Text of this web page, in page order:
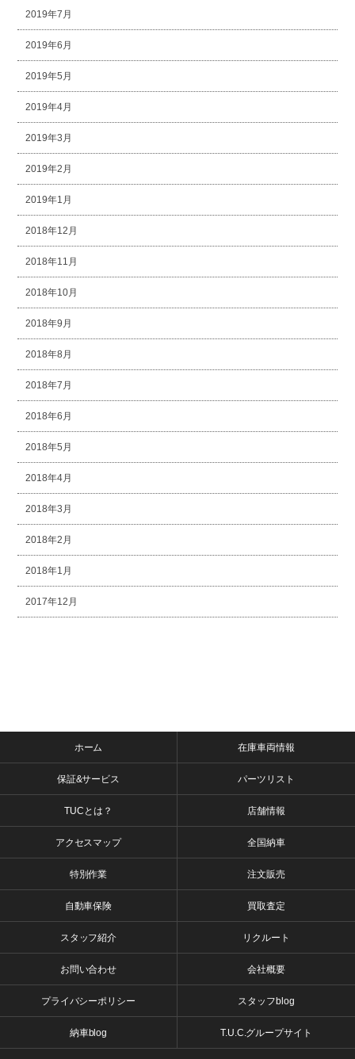
2019年7月
2019年6月
2019年5月
2019年4月
2019年3月
2019年2月
2019年1月
2018年12月
2018年11月
2018年10月
2018年9月
2018年8月
2018年7月
2018年6月
2018年5月
2018年4月
2018年3月
2018年2月
2018年1月
2017年12月
ホーム 在庫車両情報
保証&サービス パーツリスト
TUCとは？ 店舗情報
アクセスマップ 全国納車
特別作業 注文販売
自動車保険 買取査定
スタッフ紹介 リクルート
お問い合わせ 会社概要
プライバシーポリシー スタッフblog
納車blog T.U.C.グループサイト